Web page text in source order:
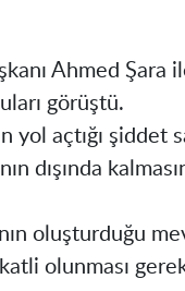
Ahmed Şara
görüştü.
yol açtığı şiddet
dışında
oluşturduğu
olunması